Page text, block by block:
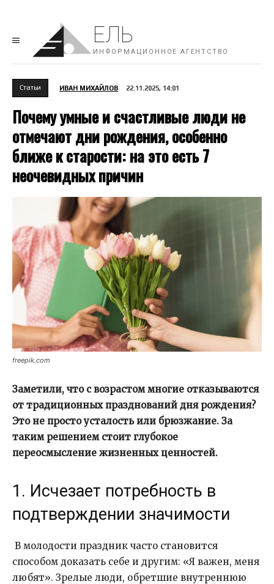
ЕЛЬ
ИНФОРМАЦИОННОЕ АГЕНТСТВО
Cтатьи ИВАН МИХАЙЛОВ 22.11.2025, 14:01
Почему умные и счастливые люди не
отмечают дни рождения, особенно
ближе к старости: на это есть 7
неочевидных причин
freepik.com
Заметили, что с возрастом многие отказываются
от традиционных празднований дня рождения?
Это не просто усталость или брюзжание. За
таким решением стоит глубокое
переосмысление жизненных ценностей.
1. Исчезает потребность в
подтверждении значимости
В молодости праздник часто становится
способом доказать себе и другим: «Я важен, меня
любят». Зрелые люди, обретшие внутреннюю